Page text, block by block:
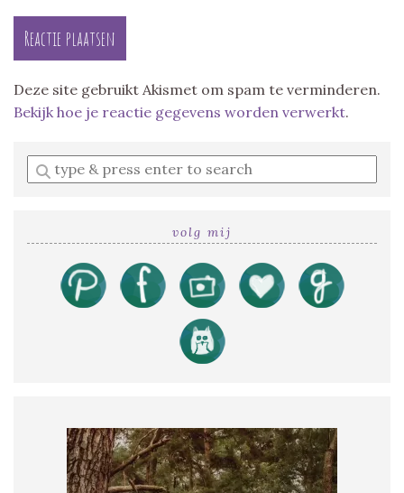
Deze site gebruikt Akismet om spam te verminderen.
Bekijk hoe je reactie gegevens worden verwerkt.
Enter
a
volg mij